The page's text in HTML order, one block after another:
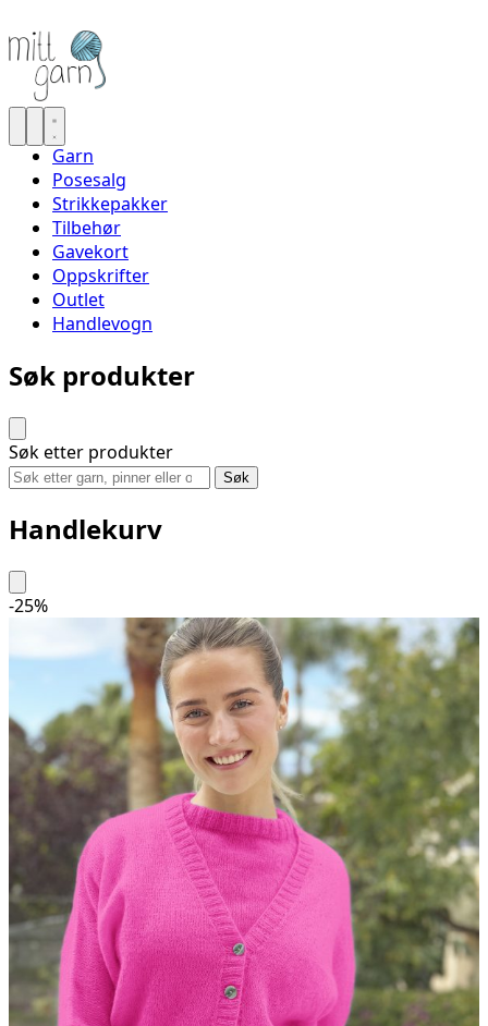
Garn
Posesalg
Strikkepakker
Tilbehør
Gavekort
Oppskrifter
Outlet
Handlevogn
Søk produkter
Søk etter produkter
Søk
Handlekurv
-25%